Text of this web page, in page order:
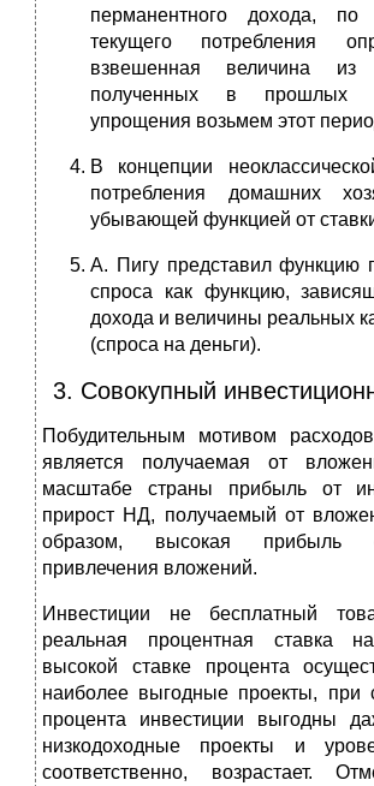
перманентного дохода, по
текущего потребления
взвешенная величина из
полученных в прошлых
упрощения возьмем этот
В концепции
потребления домашних
убывающей функцией от
А. Пигу представил функцию
спроса как функцию,
дохода и величины реальных
(спроса на деньги).
3. Совокупный
Побудительным мотивом
является получаемая от
масштабе страны прибыль от
прирост НД, получаемый от
образом, высокая прибыль
привлечения вложений.
Инвестиции не бесплатный
реальная процентная ставка
высокой ставке процента
наиболее выгодные проекты, при
процента инвестиции выгодны
низкодоходные проекты и
соответственно, возрастает.